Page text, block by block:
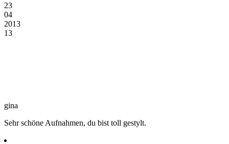
23
04
2013
13
gina
Sehr schöne Aufnahmen, du bist toll gestylt.